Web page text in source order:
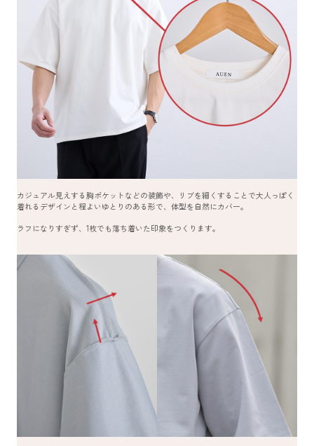
カジュアル見えする胸ポケットなどの装飾や、リブを細くすることで大人っぽく
着れるデザインと程よいゆとりのある形で、体型を自然にカバー。
ラフになりすぎず、1枚でも落ち着いた印象をつくります。